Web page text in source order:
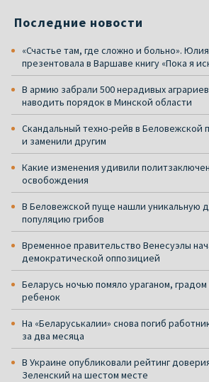
Последние новости
«Счастье там, где сложно и больно».
презентовала в Варшаве книгу «Пока я
В армию забрали 500 нерадивых
наводить порядок в Минской области
Скандальный техно-рейв в Беловежской
и заменили другим
Какие изменения удивили
освобождения
В Беловежской пуще нашли уникальную
популяцию грибов
Временное правительство Венесуэлы
демократической оппозицией
Беларусь ночью помяло ураганом,
ребенок
На «Беларуськалии» снова погиб
за два месяца
В Украине опубликовали рейтинг
Зеленский на шестом месте